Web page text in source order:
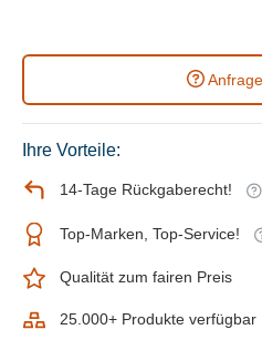
Ihre Vorteile:
14-Tage Rückgaberecht!
Top-Marken, Top-Service!
Qualität zum fairen Preis
25.000+ Produkte verfügbar